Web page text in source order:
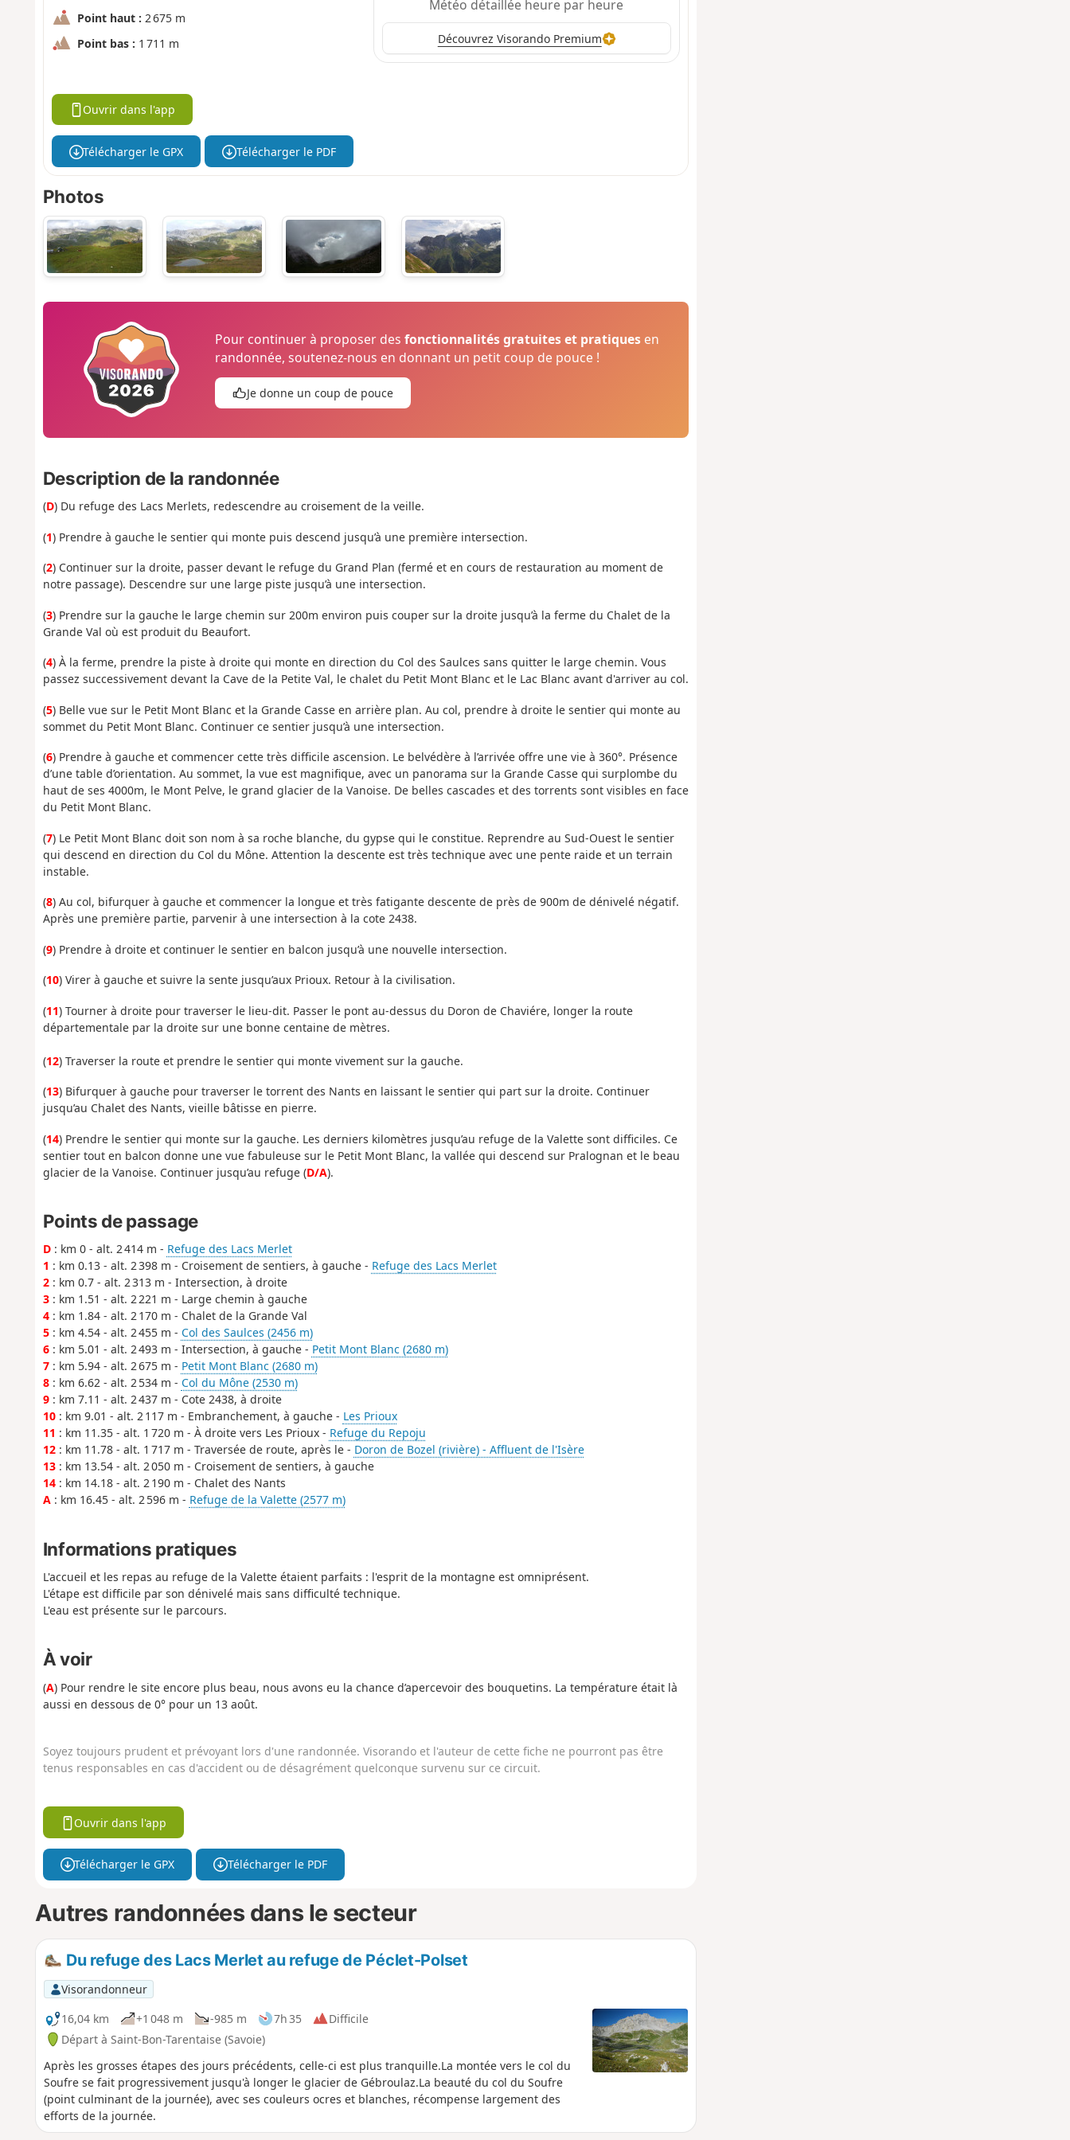
Point haut : 2 675 m
Point bas : 1 711 m
Météo détaillée heure par heure
Découvrez Visorando Premium
Ouvrir dans l'app
Télécharger le GPX Télécharger le PDF
Photos
Pour continuer à proposer desfonctionnalités gratuites et pratiques en
randonnée, soutenez-nous en donnant un petit coup de pouce !
Je donne un coup de pouce
Description de la randonnée
(D) Du refuge des Lacs Merlets, redescendre au croisement de la veille.
(1) Prendre à gauche le sentier qui monte puis descend jusqu’à une première intersection.
(2) Continuer sur la droite, passer devant le refuge du Grand Plan (fermé et en cours de restauration au moment de
notre passage). Descendre sur une large piste jusqu’à une intersection.
(3) Prendre sur la gauche le large chemin sur 200m environ puis couper sur la droite jusqu’à la ferme du Chalet de la
Grande Val où est produit du Beaufort.
(4) À la ferme, prendre la piste à droite qui monte en direction du Col des Saulces sans quitter le large chemin. Vous
passez successivement devant la Cave de la Petite Val, le chalet du Petit Mont Blanc et le Lac Blanc avant d'arriver au col.
(5) Belle vue sur le Petit Mont Blanc et la Grande Casse en arrière plan. Au col, prendre à droite le sentier qui monte au
sommet du Petit Mont Blanc. Continuer ce sentier jusqu’à une intersection.
(6) Prendre à gauche et commencer cette très difficile ascension. Le belvédère à l’arrivée offre une vie à 360°. Présence
d’une table d’orientation. Au sommet, la vue est magnifique, avec un panorama sur la Grande Casse qui surplombe du
haut de ses 4000m, le Mont Pelve, le grand glacier de la Vanoise. De belles cascades et des torrents sont visibles en face
du Petit Mont Blanc.
(7) Le Petit Mont Blanc doit son nom à sa roche blanche, du gypse qui le constitue. Reprendre au Sud-Ouest le sentier
qui descend en direction du Col du Mône. Attention la descente est très technique avec une pente raide et un terrain
instable.
(8) Au col, bifurquer à gauche et commencer la longue et très fatigante descente de près de 900m de dénivelé négatif.
Après une première partie, parvenir à une intersection à la cote 2438.
(9) Prendre à droite et continuer le sentier en balcon jusqu’à une nouvelle intersection.
(10) Virer à gauche et suivre la sente jusqu’aux Prioux. Retour à la civilisation.
(11) Tourner à droite pour traverser le lieu-dit. Passer le pont au-dessus du Doron de Chaviére, longer la route
départementale par la droite sur une bonne centaine de mètres.
(12) Traverser la route et prendre le sentier qui monte vivement sur la gauche.
(13) Bifurquer à gauche pour traverser le torrent des Nants en laissant le sentier qui part sur la droite. Continuer
jusqu’au Chalet des Nants, vieille bâtisse en pierre.
(14) Prendre le sentier qui monte sur la gauche. Les derniers kilomètres jusqu’au refuge de la Valette sont difficiles. Ce
sentier tout en balcon donne une vue fabuleuse sur le Petit Mont Blanc, la vallée qui descend sur Pralognan et le beau
glacier de la Vanoise. Continuer jusqu’au refuge (D/A).
Points de passage
D: km 0 - alt. 2 414 m - Refuge des Lacs Merlet
1 : km 0.13 - alt. 2 398 m - Croisement de sentiers, à gauche - Refuge des Lacs Merlet
2: km 0.7 - alt. 2 313 m - Intersection, à droite
3: km 1.51 - alt. 2 221 m - Large chemin à gauche
4: km 1.84 - alt. 2 170 m - Chalet de la Grande Val
5: km 4.54 - alt. 2 455 m - Col des Saulces (2456 m)
6: km 5.01 - alt. 2 493 m - Intersection, à gauche - Petit Mont Blanc (2680 m)
7: km 5.94 - alt. 2 675 m - Petit Mont Blanc (2680 m)
8: km 6.62 - alt. 2 534 m - Col du Mône (2530 m)
9: km 7.11 - alt. 2 437 m - Cote 2438, à droite
10: km 9.01 - alt. 2 117 m - Embranchement, à gauche - Les Prioux
11 : km 11.35 - alt. 1 720 m - À droite vers Les Prioux - Refuge du Repoju
12: km 11.78 - alt. 1 717 m - Traversée de route, après le - Doron de Bozel (rivière) - Affluent de l'Isère
13: km 13.54 - alt. 2 050 m - Croisement de sentiers, à gauche
14: km 14.18 - alt. 2 190 m - Chalet des Nants
A: km 16.45 - alt. 2 596 m - Refuge de la Valette (2577 m)
Informations pratiques
L'accueil et les repas au refuge de la Valette étaient parfaits : l'esprit de la montagne est omniprésent.
L'étape est difficile par son dénivelé mais sans difficulté technique.
L'eau est présente sur le parcours.
À voir
(A) Pour rendre le site encore plus beau, nous avons eu la chance d’apercevoir des bouquetins. La température était là
aussi en dessous de 0° pour un 13 août.
Soyez toujours prudent et prévoyant lors d'une randonnée. Visorando et l'auteur de cette fiche ne pourront pas être
tenus responsables en cas d'accident ou de désagrément quelconque survenu sur ce circuit.
Ouvrir dans l'app
Télécharger le GPX Télécharger le PDF
Autres randonnées dans le secteur
Du refuge des Lacs Merlet au refuge de Péclet-Polset
Visorandonneur
16,04 km
+1 048 m -985 m 7h 35
Difficile
Départ à Saint-Bon-Tarentaise (Savoie)
Après les grosses étapes des jours précédents, celle-ci est plus tranquille.La montée vers le col du
Soufre se fait progressivement jusqu'à longer le glacier de Gébroulaz.La beauté du col du Soufre
(point culminant de la journée), avec ses couleurs ocres et blanches, récompense largement des
efforts de la journée.